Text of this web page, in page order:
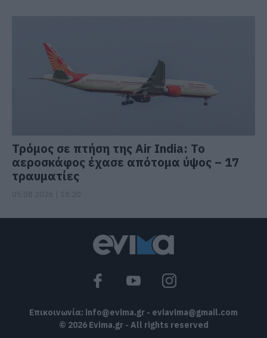
Τρόμος σε πτήση της Air India: Το
αεροσκάφος έχασε απότομα ύψος – 17
τραυματίες
Επικοινωνία: info@evima.gr - eviavima@gmail.com
© 2026 Evima.gr - All rights reserved